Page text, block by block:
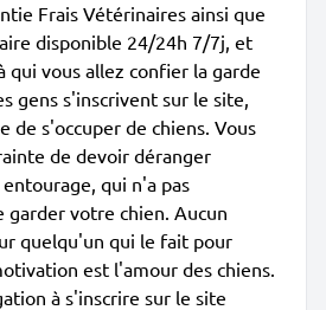
Frais Vétérinaires ainsi que
disponible 24/24h 7/7j, et
qui vous allez confier la garde
gens s'inscrivent sur le site,
de s'occuper de chiens. Vous
de devoir déranger
qui n'a pas
votre chien. Aucun
quelqu'un qui le fait pour
est l'amour des chiens.
à s'inscrire sur le site